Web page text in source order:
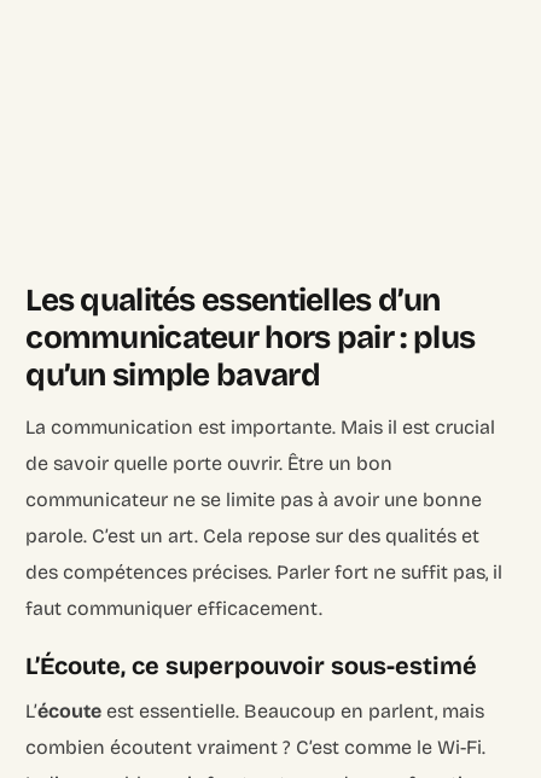
Les qualités essentielles d’un
communicateur hors pair : plus
qu’un simple bavard
La communication est importante. Mais il est crucial
de savoir quelle porte ouvrir. Être un bon
communicateur ne se limite pas à avoir une bonne
parole. C’est un art. Cela repose sur des qualités et
des compétences précises. Parler fort ne suffit pas, il
faut communiquer efficacement.
L’Écoute, ce superpouvoir sous-estimé
L’écoute est essentielle. Beaucoup en parlent, mais
combien écoutent vraiment ? C’est comme le Wi-Fi.